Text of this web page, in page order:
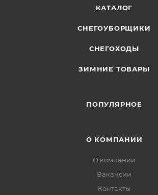
КАТАЛОГ
СНЕГОУБОРЩИКИ
СНЕГОХОДЫ
ЗИМНИЕ ТОВАРЫ
ПОПУЛЯРНОЕ
О КОМПАНИИ
О компании
Вакансии
Контакты